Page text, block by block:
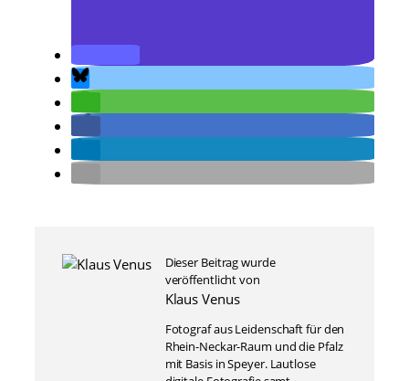
Dieser Beitrag wurde
veröffentlicht von
Klaus Venus
Fotograf aus Leidenschaft für den
Rhein-Neckar-Raum und die Pfalz
mit Basis in Speyer. Lautlose